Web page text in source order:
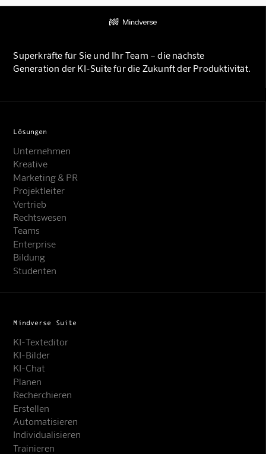
Superkräfte für Sie und Ihr Team – die nächste
Generation der KI-Suite für die Zukunft der Produktivität.
Lösungen
Unternehmen
Kreative
Marketing & PR
Projektleiter
Vertrieb
Rechtswesen
Teams
Enterprise
Bildung
Studenten
Mindverse Suite
KI-Texteditor
KI-Bilder
KI-Chat
Planen
Recherchieren
Erstellen
Automatisieren
Individualisieren
Trainieren